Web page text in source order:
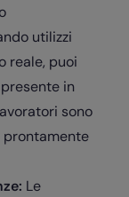
utilizzi
reale, puoi
in
sono
prontamente
Le